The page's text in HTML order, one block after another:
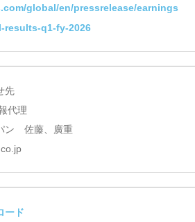
global/en/pressrelease/earnings
results-q1-fy-2026
先
代理
ン 佐藤、廣重
ード